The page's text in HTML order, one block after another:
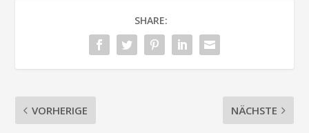
SHARE:
VORHERIGE NÄCHSTE